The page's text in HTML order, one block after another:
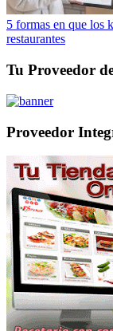
5 formas en que los
restaurantes
Tu Proveedor
Proveedor